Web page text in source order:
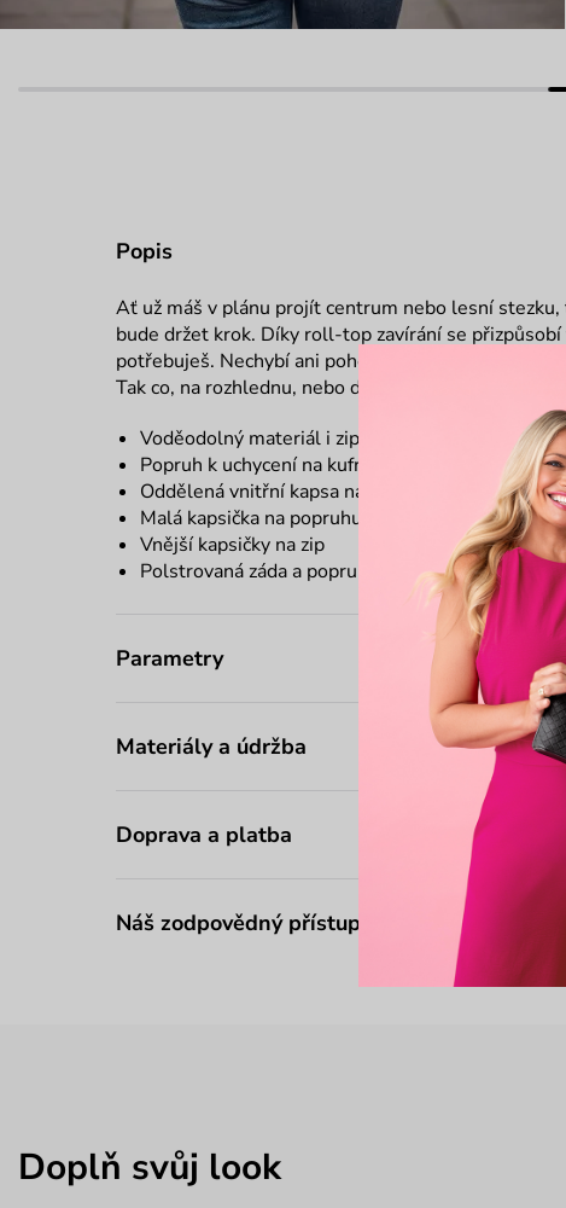
Popis
Ať už máš v plánu projít centrum nebo lesní
bude držet krok. Díky roll-top zavírání se
potřebuješ. Nechybí ani pohodlné popruhy a
Tak co, na rozhlednu, nebo do města?
Voděodolný materiál i zipy
Popruh k uchycení na kufr
Oddělená vnitřní kapsa na notebook
Malá kapsička na popruhu na zip
Vnější kapsičky na zip
Polstrovaná záda a popruhy
Parametry
Materiály a údržba
Doprava a platba
Náš zodpovědný přístup
Doplň svůj look